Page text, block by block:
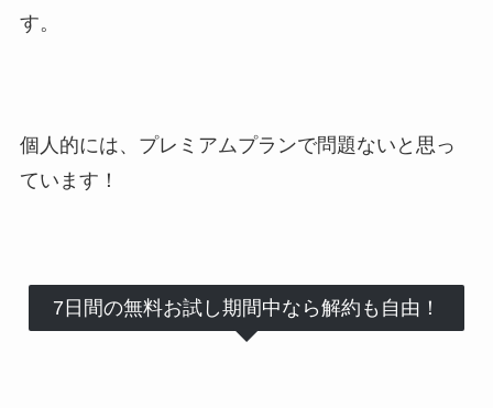
す。
個人的には、プレミアムプランで問題ないと思っ
ています！
7日間の無料お試し期間中なら解約も自由！